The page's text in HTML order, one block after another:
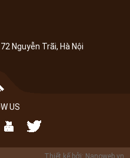
Nguyễn Trãi, Hà Nội
US
Thiết kế bởi: Nanoweb.vn